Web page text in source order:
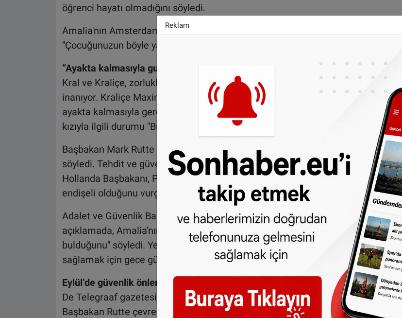
öğrenci hayatı olmadığını söyledi.
Amalia'nın Amsterdam'da yaşamadığını ve evden çıkamadığını söyleyen Kraliçe,
"Çocuğunuzun böyle yaşadığını görmek hiç hoş değil" dedi.
“Ayakta kalmasıyla gurur duyuyorum”
Kral ve Kraliçe, zorluklara rağmen Prensen Amalia'nın sınıfını geçeceğine
inanıyor. Kraliçe Maxima, "Bence o çok cesur. Şunu dürüstçe söyleyeyim, onun
ayakta kalmasıyla gerçekten gurur duyuyorum" dedi. Kral Willem-Alexander da
kızıyla ilgili durumu "Bunu tarif edemem, gerçekten çok zor" diye değerlendirdi.
Başbakan Mark Rutte Hollanda medyasına bunun "korkunç bir haber olduğunu
söyledi. Tehdit ve güvenlik önlemleri konusunda açıklama yapmaktan kaçınan
Hollanda Başbakanı, Prenses Amalia için çok üzgün ve tehditler konusunda
endişeli olduğunu vurguladı.
Adalet ve Güvenlik Bakanı Dilan Yeşilgöz, Twitter hesabından yaptığı
açıklamada, Amalia'nın bu kadar yoğun şekilde korunmasını "korkunç
bulduğunu" söyledi. Yeşilgöz, "Güvenlik hizmetlerimizin, Amalia'nın güvenliğin
sağlamak için gece gündüz sıkı bir şekilde çalıştığını garanti ederim" dedi.
Eylül’de güvenlik önlemleri sıkılaştırıldı
De Telegraaf gazetesinde, 17 Eylül'de yayımlanan haberde, Prenses Amalia ve
Başbakan Rutte çevresindeki güvenlik önlemlerinin sıkılaştırıldığını duyurmuştu.
Reklam